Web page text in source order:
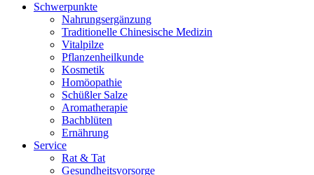
Schwerpunkte
Nahrungsergänzung
Traditionelle Chinesische Medizin
Vitalpilze
Pflanzenheilkunde
Kosmetik
Homöopathie
Schüßler Salze
Aromatherapie
Bachblüten
Ernährung
Service
Rat & Tat
Gesundheitsvorsorge